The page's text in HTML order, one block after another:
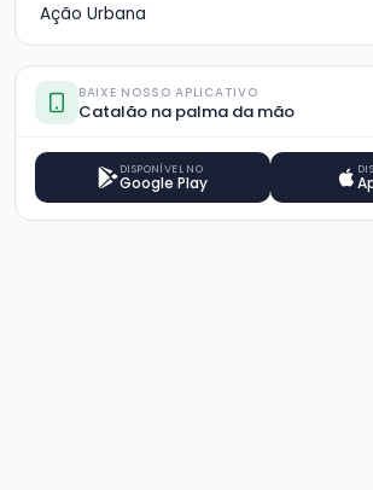
Ação Urbana
BAIXE NOSSO APLICATIVO
Catalão na palma da mão
DISPONÍVEL NO
Google Play